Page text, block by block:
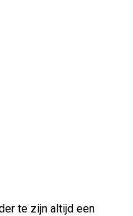
te zijn altijd een